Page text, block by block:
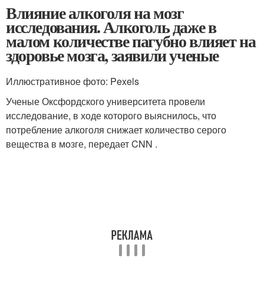
Влияние алкоголя на мозг
исследования. Алкоголь даже в
малом количестве пагубно влияет на
здоровье мозга, заявили ученые
Иллюстративное фото: Pexels
Ученые Оксфордского университета провели
исследование, в ходе которого выяснилось, что
потребление алкоголя снижает количество серого
вещества в мозге, передает CNN .